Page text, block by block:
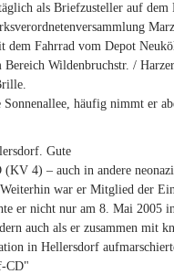
als Briefzusteller auf dem
dem Fahrrad vom Depot
Wildenbruchstr. /
häufig nimmt er
Gute
4) – auch in andere
Weiterhin war er Mitglied der
er nicht nur am 8. Mai 2005
auch als er zusammen mit
in Hellersdorf
CD"